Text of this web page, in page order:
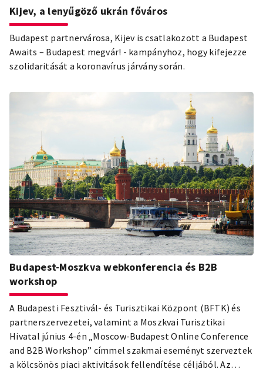
Kijev, a lenyűgöző ukrán főváros
Budapest partnervárosa, Kijev is csatlakozott a Budapest
Awaits – Budapest megvár! - kampányhoz, hogy kifejezze
szolidaritását a koronavírus járvány során.
Budapest-Moszkva webkonferencia és B2B
workshop
A Budapesti Fesztivál- és Turisztikai Központ (BFTK) és
partnerszervezetei, valamint a Moszkvai Turisztikai
Hivatal június 4-én „Moscow-Budapest Online Conference
and B2B Workshop” címmel szakmai eseményt szerveztek
a kölcsönös piaci aktivitások fellendítése céljából. Az